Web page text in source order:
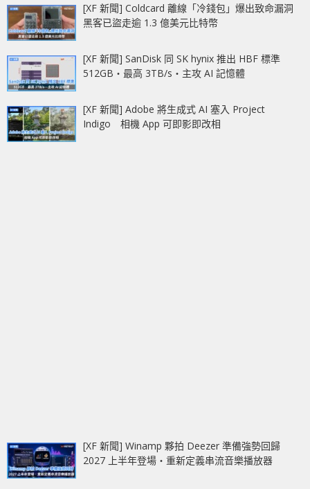
[XF 新聞] Coldcard 離線「冷錢包」爆出致命漏洞
黑客已盜走逾 1.3 億美元比特幣
[XF 新聞] SanDisk 同 SK hynix 推出 HBF 標準
512GB‧最高 3TB/s‧主攻 AI 記憶體
[XF 新聞] Adobe 將生成式 AI 塞入 Project
Indigo 相機 App 可即影即改相
[XF 新聞] Winamp 夥拍 Deezer 準備強勢回歸
2027 上半年登場‧重新定義串流音樂播放器